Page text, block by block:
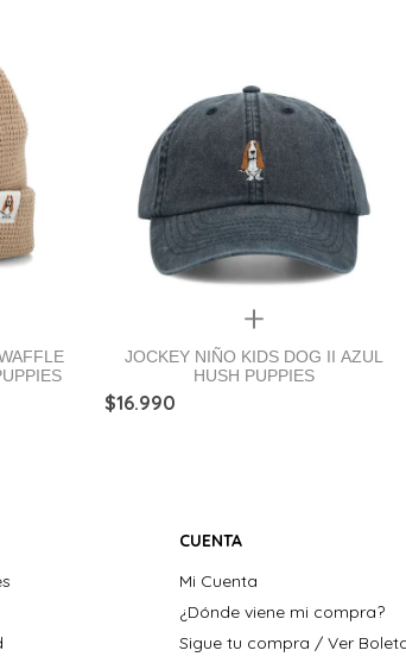
Quickview
JOCKEY NIÑO KIDS DOG II AZUL
HUSH PUPPIES
$16.990
CUENTA
Mi Cuenta
¿Dónde viene mi compra?
Sigue tu compra / Ver